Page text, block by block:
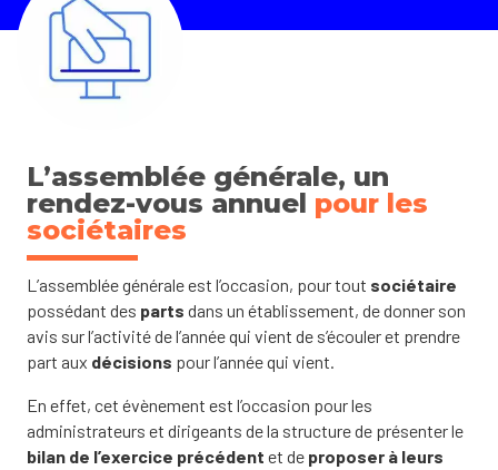
L’assemblée générale, un
rendez-vous annuel pour les
sociétaires
L’assemblée générale est l’occasion, pour tout sociétaire
possédant des parts dans un établissement, de donner son
avis sur l’activité de l’année qui vient de s’écouler et prendre
part aux décisions pour l’année qui vient.
En effet, cet évènement est l’occasion pour les
administrateurs et dirigeants de la structure de présenter le
bilan de l’exercice précédent et de proposer à leurs